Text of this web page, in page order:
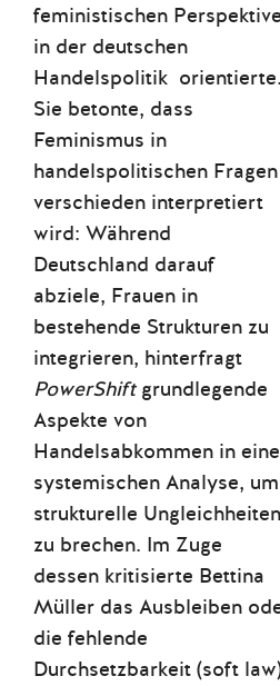
feministischen Perspektive
in der deutschen
Handelspolitik orientierte.
Sie betonte, dass
Feminismus in
handelspolitischen Fragen
verschieden interpretiert
wird: Während
Deutschland darauf
abziele, Frauen in
bestehende Strukturen zu
integrieren, hinterfragt
PowerShiftgrundlegende
Aspekte von
Handelsabkommen in
systemischen Analyse, um
strukturelle Ungleichheiten
zu brechen. Im Zuge
dessen kritisierte Bettina
Müller das Ausbleiben
die fehlende
Durchsetzbarkeit (soft